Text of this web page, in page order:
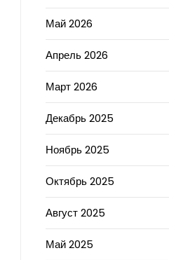
Май 2026
Апрель 2026
Март 2026
Декабрь 2025
Ноябрь 2025
Октябрь 2025
Август 2025
Май 2025